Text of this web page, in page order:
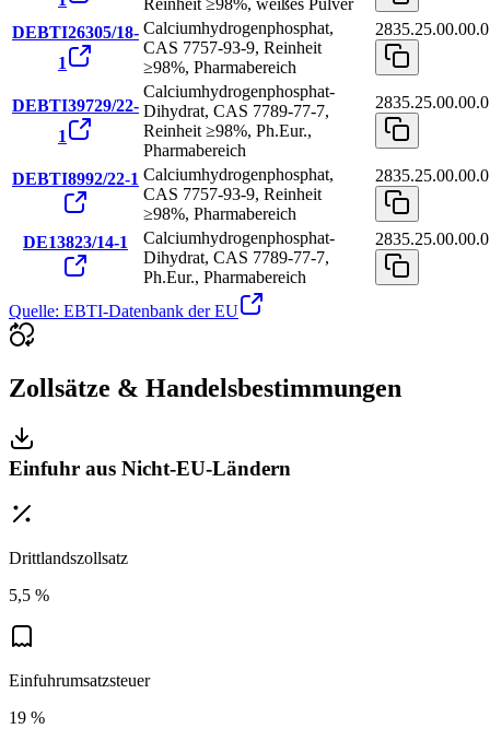
DEBTI26305/18-
1
Calciumhydrogenphosphat,
CAS 7757-93-9, Reinheit
≥98%, Pharmabereich
2835.25.00.00.0
DEBTI39729/22-
1
Calciumhydrogenphosphat-
Dihydrat, CAS 7789-77-7,
Reinheit ≥98%, Ph.Eur.,
Pharmabereich
2835.25.00.00.0
DEBTI8992/22-1 Calciumhydrogenphosphat,
CAS 7757-93-9, Reinheit
≥98%, Pharmabereich
2835.25.00.00.0
DE13823/14-1
Calciumhydrogenphosphat-
Dihydrat, CAS 7789-77-7,
Ph.Eur., Pharmabereich
2835.25.00.00.0
Quelle: EBTI-Datenbank der EU
Zollsätze & Handelsbestimmungen
Einfuhr aus Nicht-EU-Ländern
Drittlandszollsatz
5,5 %
Einfuhrumsatzsteuer
19 %